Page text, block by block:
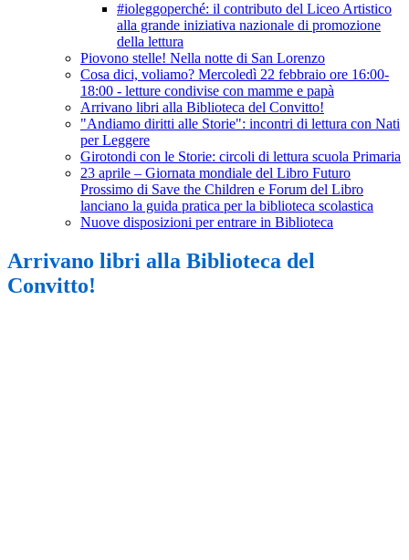
#ioleggoperché: il contributo del Liceo Artistico
alla grande iniziativa nazionale di promozione
della lettura
Piovono stelle! Nella notte di San Lorenzo
Cosa dici, voliamo? Mercoledì 22 febbraio ore 16:00-
18:00 - letture condivise con mamme e papà
Arrivano libri alla Biblioteca del Convitto!
"Andiamo diritti alle Storie": incontri di lettura con Nati
per Leggere
Girotondi con le Storie: circoli di lettura scuola Primaria
23 aprile – Giornata mondiale del Libro Futuro
Prossimo di Save the Children e Forum del Libro
lanciano la guida pratica per la biblioteca scolastica
Nuove disposizioni per entrare in Biblioteca
Arrivano libri alla Biblioteca del
Convitto!